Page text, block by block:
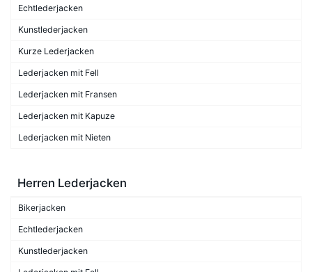
Echtlederjacken
Kunstlederjacken
Kurze Lederjacken
Lederjacken mit Fell
Lederjacken mit Fransen
Lederjacken mit Kapuze
Lederjacken mit Nieten
Herren Lederjacken
Bikerjacken
Echtlederjacken
Kunstlederjacken